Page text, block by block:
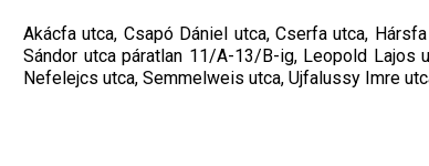
Akácfa utca, Csapó Dániel utca, Cserfa utca,
Sándor utca páratlan 11/A-13/B-ig, Leopold Lajos
Nefelejcs utca, Semmelweis utca, Ujfalussy Imre